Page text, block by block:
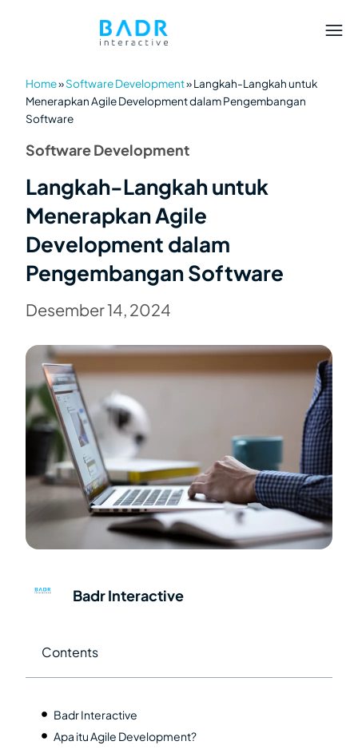
Home»Software Development»Langkah-Langkah untuk
Menerapkan Agile Development dalam Pengembangan
Software
Software Development
Langkah-Langkah untuk
Menerapkan Agile
Development dalam
Pengembangan Software
Desember 14, 2024
Badr Interactive
Contents
Badr Interactive
Apa itu Agile Development?